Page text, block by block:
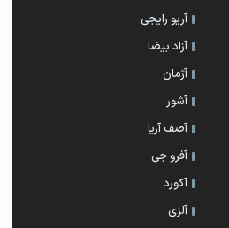
آریو رایجی
آزاد بیضا
آژمان
آشور
آصف آریا
آفرو جی
آکورد
آلزی